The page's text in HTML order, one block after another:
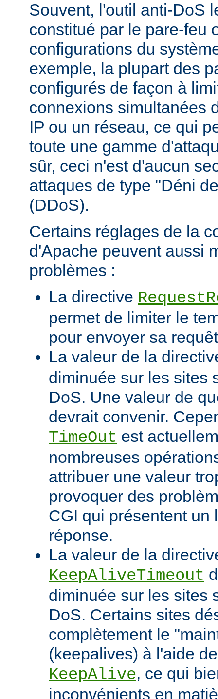
Souvent, l'outil anti-DoS
constitué par le pare-feu
configurations du
exemple, la plupart des
configurés de façon à
connexions simultanées
IP ou un réseau, ce qui
toute une gamme
sûr, ceci n'est d'aucun
attaques de type "Déni
(DDoS).
Certains réglages de la
d'Apache peuvent aussi
problèmes :
La directive
permet de limiter le
pour envoyer sa
La valeur de la
diminuée sur les sites
DoS. Une valeur de
devrait convenir.
TimeOut est
nombreuses
attribuer une valeur
provoquer des
CGI qui présentent un
réponse.
La valeur de la
KeepAliveTimeout
diminuée sur les sites
DoS. Certains sites
complètement le
(keepalives) à l'aide
KeepAlive, ce qui
inconvénients en